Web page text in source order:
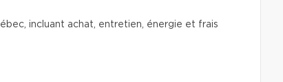
incluant achat, entretien, énergie et frais